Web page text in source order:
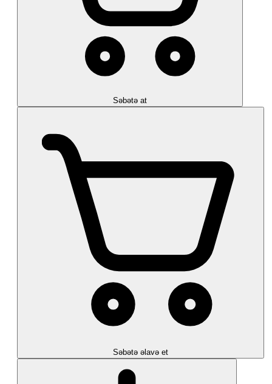
Səbətə at
Səbətə əlavə et